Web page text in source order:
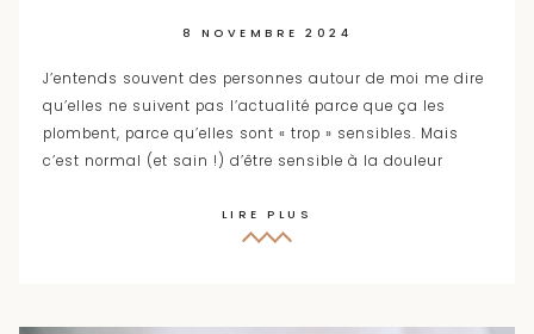
8 NOVEMBRE 2024
J’entends souvent des personnes autour de moi me dire
qu’elles ne suivent pas l’actualité parce que ça les
plombent, parce qu’elles sont « trop » sensibles. Mais
c’est normal (et sain !) d’être sensible à la douleur
LIRE PLUS